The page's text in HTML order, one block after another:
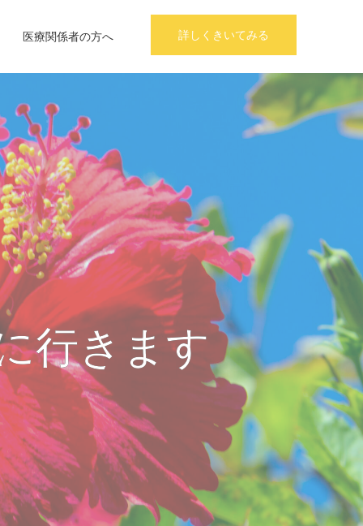
詳しくきいてみる
医療関係者の方へ
行きます